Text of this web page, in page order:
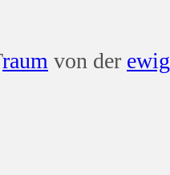
raum von der ewig